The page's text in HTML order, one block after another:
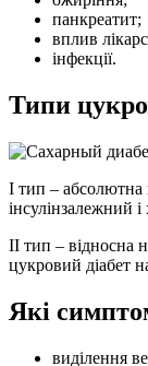
панкреатит;
вплив
інфекції.
Типи
I тип – абсолютна
інсулінзалежний
II тип – відносна
цукровий діабет
Які
виділення